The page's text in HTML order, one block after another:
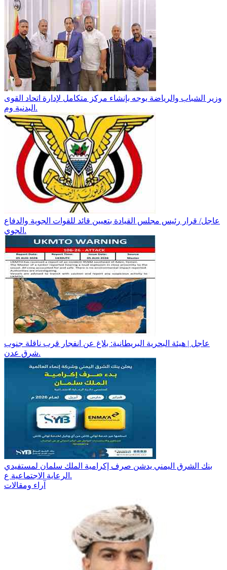
وزير الشباب والرياضة يوجه بإنشاء مركز متكامل لإدارة اتحاد القوى
البدنية وم.
عاجل/ قرار رئيس مجلس القيادة بتعيين قائد للقوات الجوية والدفاع
الجوي.
عاجل | هيئة البحرية البريطانية: بلاغ عن انفجار قرب ناقلة جنوب
شرق عدن.
بنك الشرق اليمني يدشن صرف إكرامية الملك سلمان لمستفيدي
الرعاية الاجتماعية ع.
آراء ومقالات